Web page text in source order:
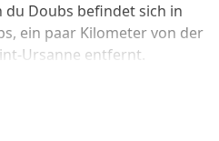
Doubs befindet sich in
ein paar Kilometer von der
Ursanne entfernt.